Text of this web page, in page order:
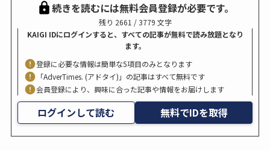
続きを読むには無料会員登録が必要です。
残り 2661 / 3779 文字
KAIGI IDにログインすると、すべての記事が無料で読み放題となり
ます。
登録に必要な情報は簡単な5項目のみとなります
「AdverTimes. (アドタイ)」の記事はすべて無料です
会員登録により、興味に合った記事や情報をお届けします
ログインして読む 無料でIDを取得